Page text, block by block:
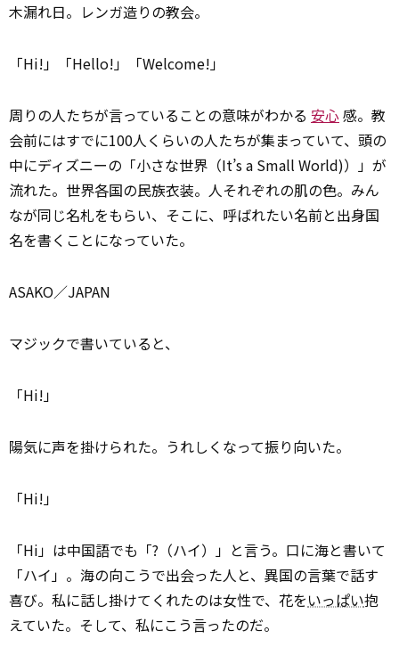
木漏れ日。レンガ造りの教会。
「Hi!」「Hello!」「Welcome!」
周りの人たちが言っていることの意味がわかる 安心感。教
会前にはすでに100人くらいの人たちが集まっていて、頭の
中にディズニーの「小さな世界（It’s a Small World)）」が
流れた。世界各国の民族衣装。人それぞれの肌の色。みん
なが同じ名札をもらい、そこに、呼ばれたい名前と出身国
名を書くことになっていた。
ASAKO／JAPAN
マジックで書いていると、
「Hi!」
陽気に声を掛けられた。うれしくなって振り向いた。
「Hi!」
「Hi」は中国語でも「?（ハイ）」と言う。口に海と書いて
「ハイ」。海の向こうで出会った人と、異国の言葉で話す
喜び。私に話し掛けてくれたのは女性で、花をいっぱい抱
えていた。そして、私にこう言ったのだ。